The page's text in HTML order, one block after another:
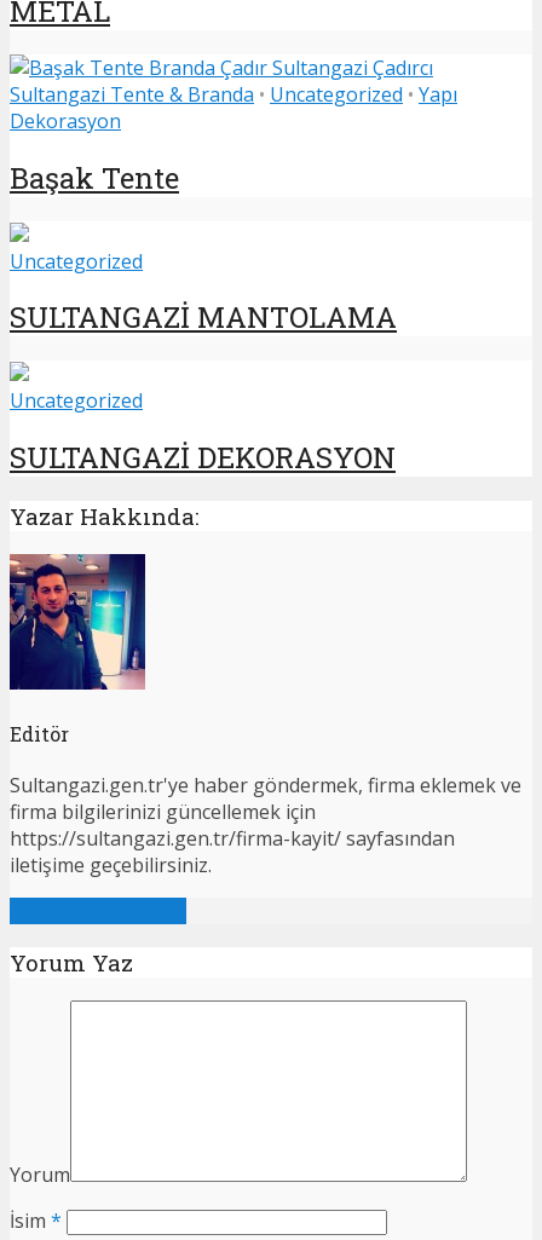
METAL
Sultangazi Tente & Branda • Uncategorized • Yapı
Dekorasyon
Başak Tente
Uncategorized
SULTANGAZİ MANTOLAMA
Uncategorized
SULTANGAZİ DEKORASYON
Yazar Hakkında:
Editör
Sultangazi.gen.tr'ye haber göndermek, firma eklemek ve
firma bilgilerinizi güncellemek için
https://sultangazi.gen.tr/firma-kayit/ sayfasından
iletişime geçebilirsiniz.
Yorum Yaz
Yorum
İsim *